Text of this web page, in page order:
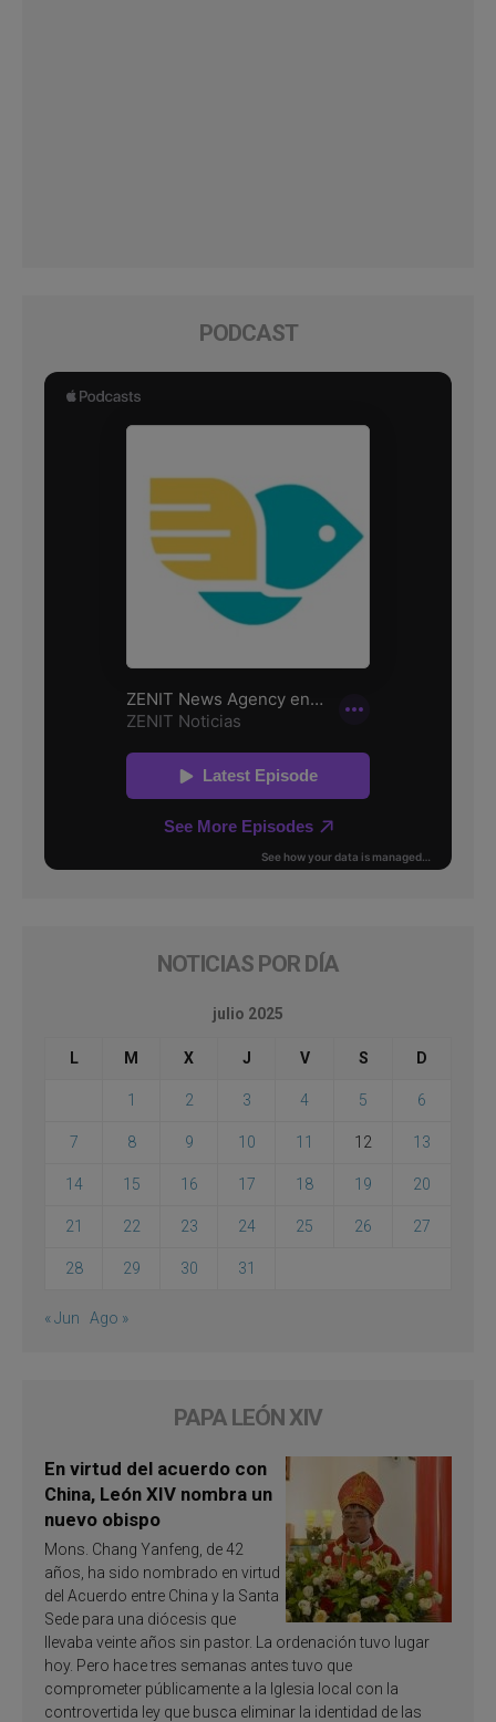
PODCAST
NOTICIAS POR DÍA
julio 2025
L M X J V S D
1 2 3 4 5 6
7 8 9 10 11 12 13
14 15 16 17 18 19 20
21 22 23 24 25 26 27
28 29 30 31
« Jun Ago »
PAPA LEÓN XIV
En virtud del acuerdo con
China, León XIV nombra un
nuevo obispo
Mons. Chang Yanfeng, de 42
años, ha sido nombrado en virtud
del Acuerdo entre China y la Santa
Sede para una diócesis que
llevaba veinte años sin pastor. La ordenación tuvo lugar
hoy. Pero hace tres semanas antes tuvo que
comprometer públicamente a la Iglesia local con la
controvertida ley que busca eliminar la identidad de las